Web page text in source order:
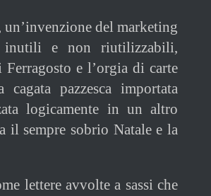
un’invenzione del marketing
e non riutilizzabili,
e l’orgia di carte
pazzesca importata
logicamente in un altro
il sempre sobrio Natale e la
lettere avvolte a sassi che